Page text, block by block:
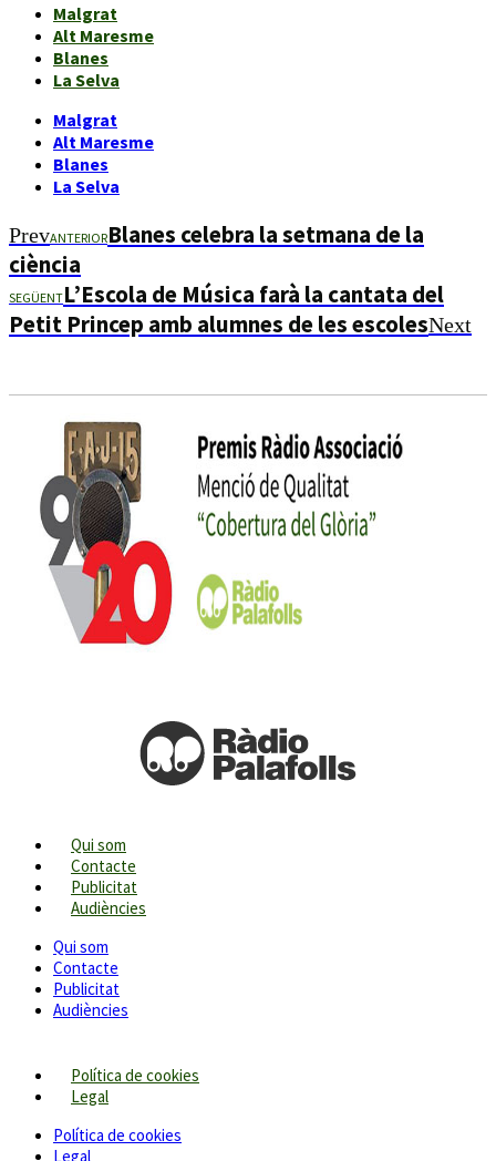
Malgrat
Alt Maresme
Blanes
La Selva
Malgrat
Alt Maresme
Blanes
La Selva
PrevANTERIORBlanes celebra la setmana de la
ciència
SEGÜENTL’Escola de Música farà la cantata del
Petit Princep amb alumnes de les escolesNext
Qui som
Contacte
Publicitat
Audiències
Qui som
Contacte
Publicitat
Audiències
Política de cookies
Legal
Política de cookies
Legal